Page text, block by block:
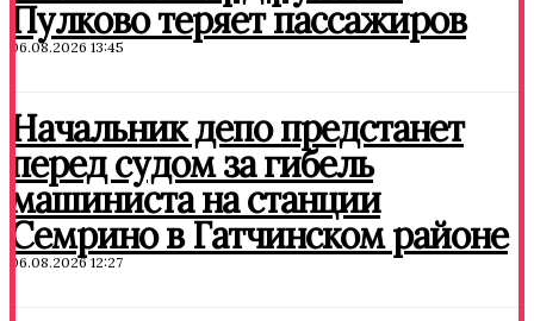
Пулково теряет пассажиров
06.08.2026 13:45
Начальник депо предстанет
перед судом за гибель
машиниста на станции
Семрино в Гатчинском районе
06.08.2026 12:27